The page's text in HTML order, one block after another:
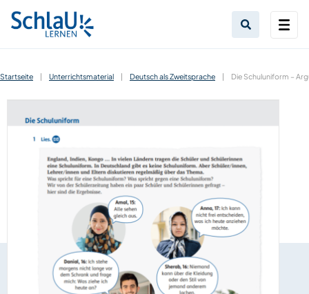
Startseite | Unterrichtsmaterial | Deutsch als Zweitsprache | Die Schuluniform –